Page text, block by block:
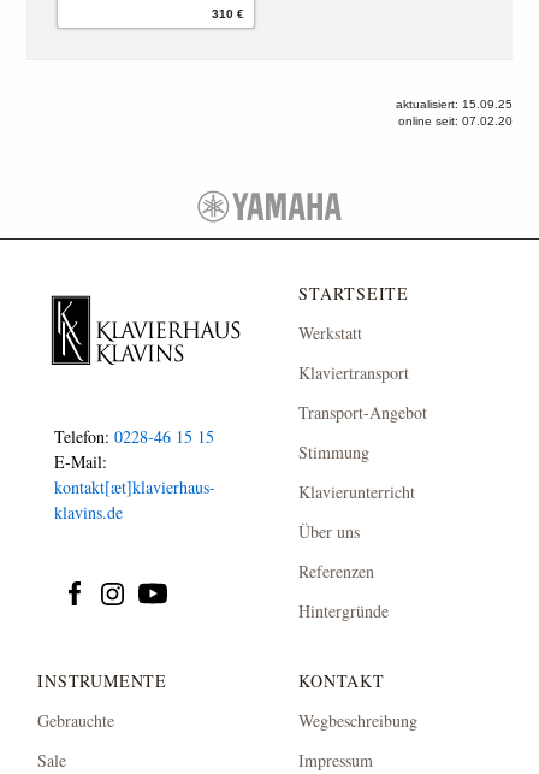
310 €
aktualisiert: 15.09.25
online seit: 07.02.20
Telefon:0228-46 15 15
E-Mail:
kontakt[æt]klavierhaus-
klavins.de
STARTSEITE
Werkstatt
Klaviertransport
Transport-Angebot
Stimmung
Klavierunterricht
Über uns
Referenzen
Hintergründe
INSTRUMENTE
Gebrauchte
Sale
KONTAKT
Wegbeschreibung
Impressum